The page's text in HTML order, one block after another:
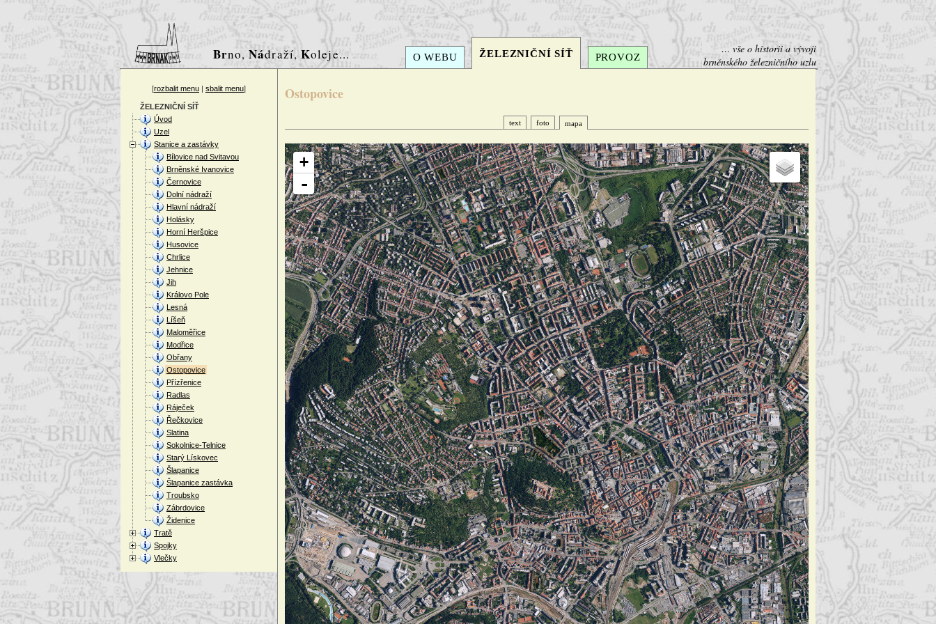
Brno,Nádraží,Koleje... O WEBU ŽELEZNIČNÍ SÍŤ PROVOZ
… vše o historii a vývoji
brněnského železničního uzlu
[rozbalit menu | sbalit menu]
ŽELEZNIČNÍ SÍŤ
Úvod
Uzel
Stanice a zastávky
Bílovice nad Svitavou
Brněnské Ivanovice
Černovice
Dolní nádraží
Hlavní nádraží
Holásky
Horní Heršpice
Husovice
Chrlice
Jehnice
Jih
Královo Pole
Lesná
Líšeň
Maloměřice
Modřice
Obřany
Ostopovice
Přízřenice
Radlas
Ráječek
Řečkovice
Slatina
Sokolnice-Telnice
Starý Lískovec
Šlapanice
Šlapanice zastávka
Troubsko
Zábrdovice
Židenice
Tratě
Spojky
Vlečky
Ostopovice
text foto mapa
+
-